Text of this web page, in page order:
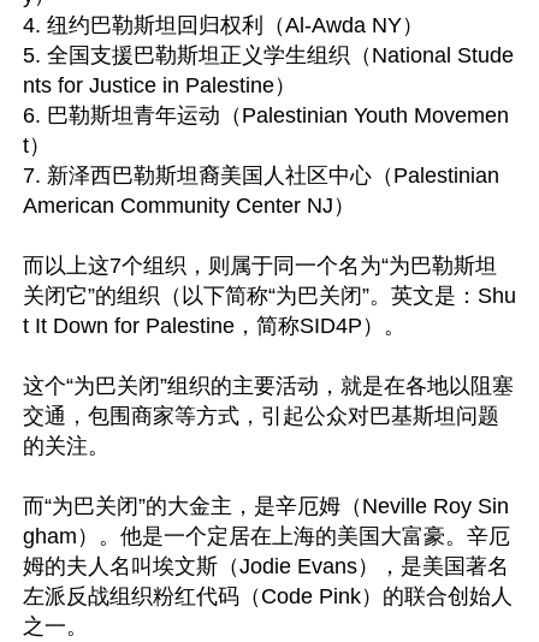
4. 纽约巴勒斯坦回归权利（Al-Awda NY）
5. 全国支援巴勒斯坦正义学生组织（National Stude
nts for Justice in Palestine）
6. 巴勒斯坦青年运动（Palestinian Youth Movemen
t）
7. 新泽西巴勒斯坦裔美国人社区中心（Palestinian
American Community Center NJ）
而以上这7个组织，则属于同一个名为“为巴勒斯坦
关闭它”的组织（以下简称“为巴关闭”。英文是：Shu
t It Down for Palestine，简称SID4P）。
这个“为巴关闭”组织的主要活动，就是在各地以阻塞
交通，包围商家等方式，引起公众对巴基斯坦问题
的关注。
而“为巴关闭”的大金主，是辛厄姆（Neville Roy Sin
gham）。他是一个定居在上海的美国大富豪。辛厄
姆的夫人名叫埃文斯（Jodie Evans），是美国著名
左派反战组织粉红代码（Code Pink）的联合创始人
之一。